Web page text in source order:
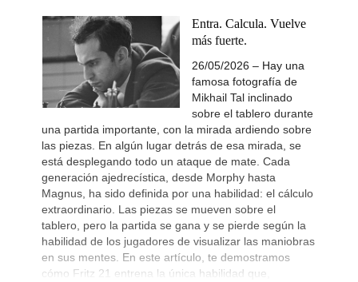
Entra. Calcula. Vuelve
más fuerte.
26/05/2026 – Hay una
famosa fotografía de
Mikhail Tal inclinado
sobre el tablero durante
una partida importante, con la mirada ardiendo sobre
las piezas. En algún lugar detrás de esa mirada, se
está desplegando todo un ataque de mate. Cada
generación ajedrecística, desde Morphy hasta
Magnus, ha sido definida por una habilidad: el cálculo
extraordinario. Las piezas se mueven sobre el
tablero, pero la partida se gana y se pierde según la
habilidad de los jugadores de visualizar las maniobras
en sus mentes. En este artículo, te demostramos
cómo Fritz 21 entrena la única habilidad que,